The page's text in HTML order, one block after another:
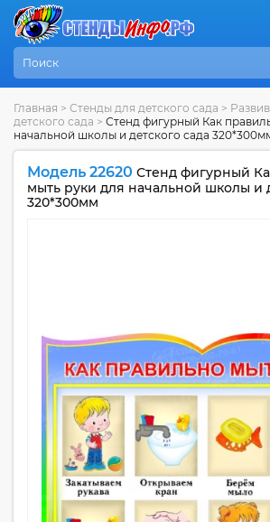
Главная > Стенды для детского сада >
детского сада > Стенд фигурный Как
начальной школы и детского сада
Модель 22620 Стенд фигурный
мыть руки для начальной школы и
320*300мм